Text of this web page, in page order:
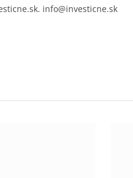
info@investicne.sk